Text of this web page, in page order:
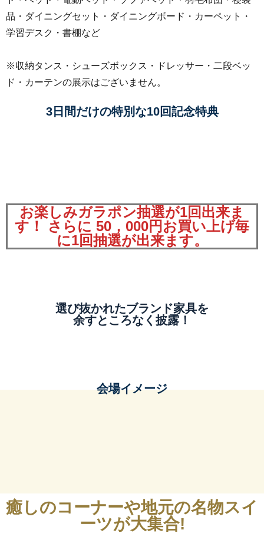
品・ダイニングセット・ダイニングボード・カーペット・
学習デスク・書棚など
※収納タンス・シューズボックス・ドレッサー・二段ベッ
ド・カーテンの展示はございません。
3日間だけの特別な10回記念特典
お楽しみガラポン抽選が1回出来ま
す！ さらに 50，000円お買い上げ毎
に1回抽選が出来ます。
選び抜かれたブランド家具を
余すところなく披露！
会場イメージ
癒しのコーナーや地元の名物スイ
ーツが大集合!